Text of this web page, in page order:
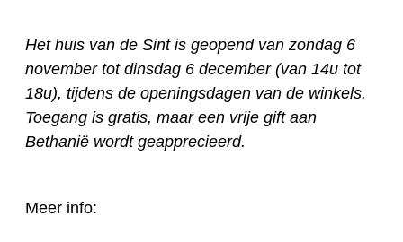
Het huis van de Sint is geopend van zondag 6
november tot dinsdag 6 december (van 14u tot
18u), tijdens de openingsdagen van de winkels.
Toegang is gratis, maar een vrije gift aan
Bethanië wordt geapprecieerd.
Meer info: